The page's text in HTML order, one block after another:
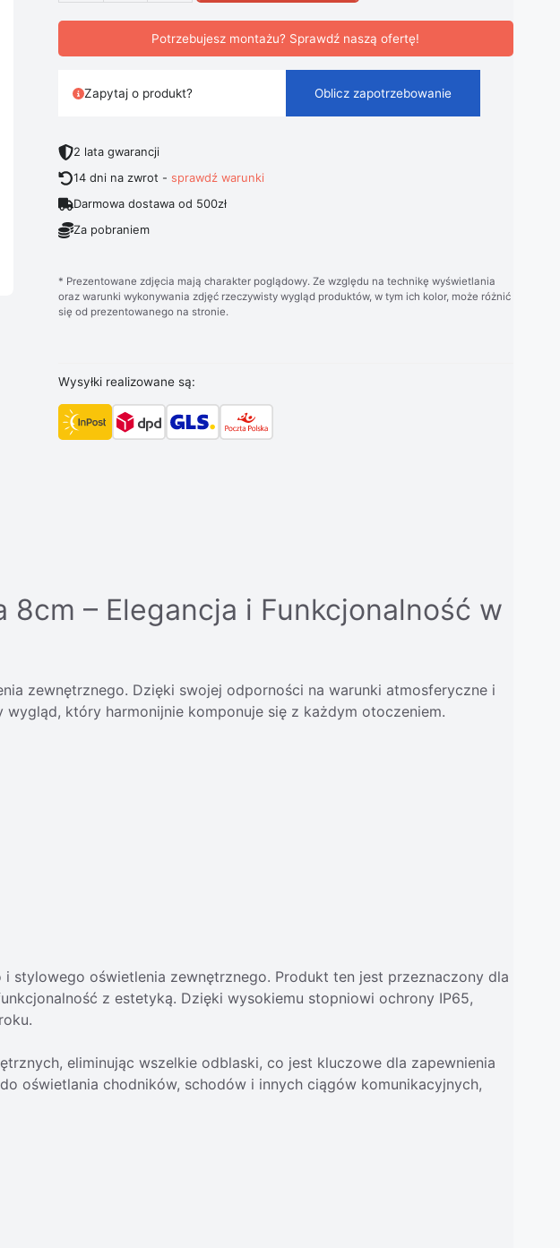
Potrzebujesz montażu? Sprawdź naszą ofertę!
Zapytaj o produkt? Oblicz zapotrzebowanie
2 lata gwarancji
14 dni na zwrot -sprawdź warunki
Darmowa dostawa od 500zł
Za pobraniem
* Prezentowane zdjęcia mają charakter poglądowy. Ze względu na technikę wyświetlania
oraz warunki wykonywania zdjęć rzeczywisty wygląd produktów, w tym ich kolor, może różnić
się od prezentowanego na stronie.
Wysyłki realizowane są:
8cm – Elegancja i Funkcjonalność w
zewnętrznego. Dzięki swojej odporności na warunki atmosferyczne i
który harmonijnie komponuje się z każdym otoczeniem.
stylowego oświetlenia zewnętrznego. Produkt ten jest przeznaczony dla
z estetyką. Dzięki wysokiemu stopniowi ochrony IP65,
eliminując wszelkie odblaski, co jest kluczowe dla zapewnienia
oświetlania chodników, schodów i innych ciągów komunikacyjnych,